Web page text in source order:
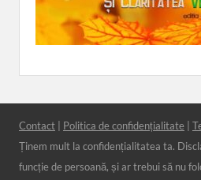
Contact Politica de confidențialitate
Ținem mult la confidențialitatea ta.
funcție de persoană, și ar trebui să nu